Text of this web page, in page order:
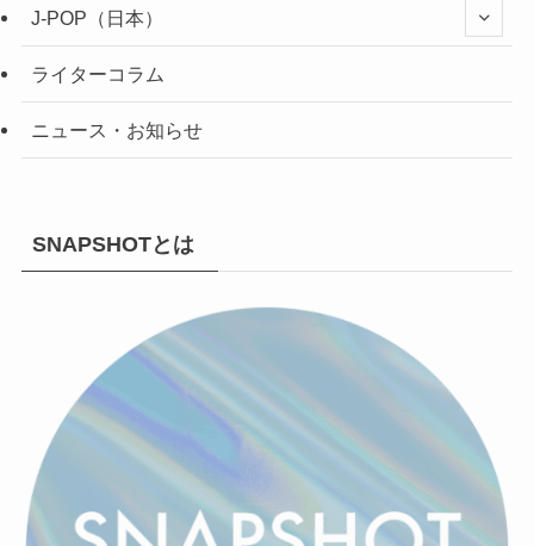
J-POP（日本）
ライターコラム
ニュース・お知らせ
SNAPSHOTとは